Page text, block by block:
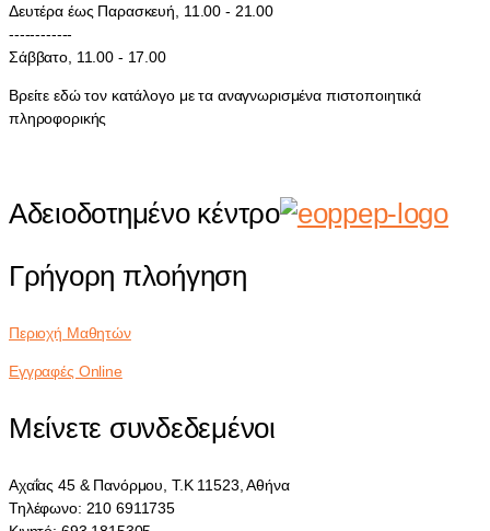
Δευτέρα έως Παρασκευή, 11.00 - 21.00
------------
Σάββατο, 11.00 - 17.00
Βρείτε εδώ τον κατάλογο με τα αναγνωρισμένα πιστοποιητικά
πληροφορικής
Αδειοδοτημένο κέντρο
Γρήγορη πλοήγηση
Περιοχή Μαθητών
Εγγραφές Online
Μείνετε συνδεδεμένοι
Αχαΐας 45 & Πανόρμου, Τ.Κ 11523, Αθήνα
Τηλέφωνο: 210 6911735